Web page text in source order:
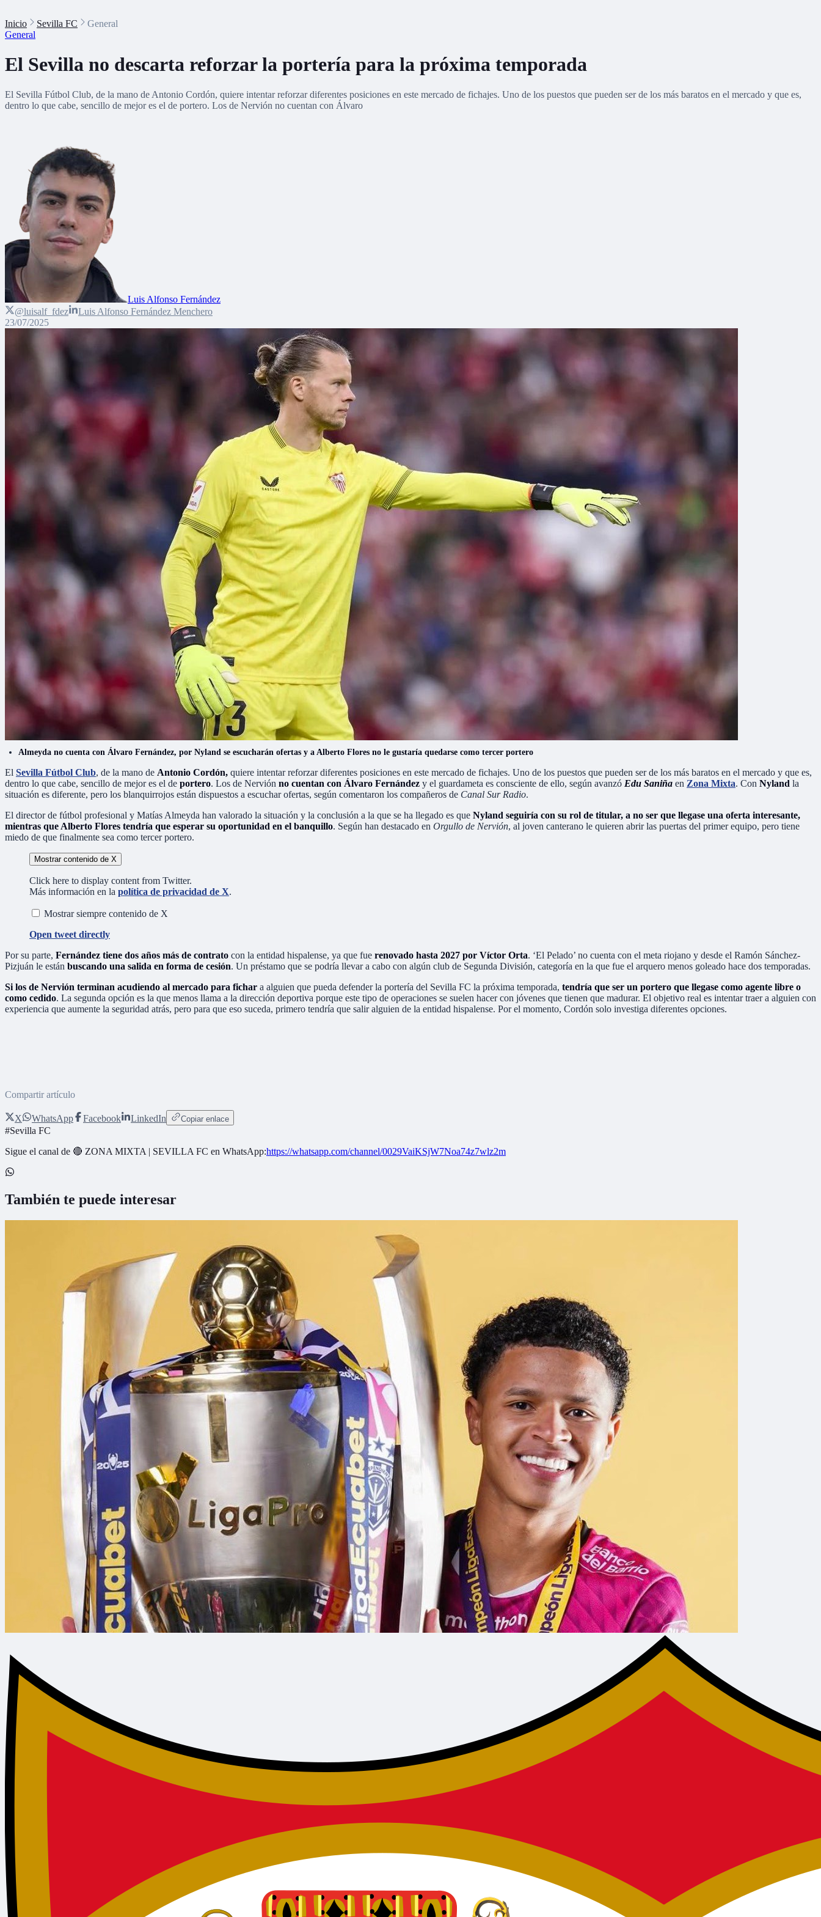
Inicio Sevilla FC
General
General
El Sevilla no descarta reforzar la portería para la próxima temporada
El Sevilla Fútbol Club, de la mano de Antonio Cordón, quiere intentar reforzar diferentes posiciones en este mercado de fichajes. Uno de los puestos que pueden ser de los más baratos en el mercado y que es,
dentro lo que cabe, sencillo de mejor es el de portero. Los de Nervión no cuentan con Álvaro
Luis Alfonso Fernández
@luisalf_fdez
Luis Alfonso Fernández Menchero
23/07/2025
Almeyda no cuenta con Álvaro Fernández, por Nyland se escucharán ofertas y a Alberto Flores no le gustaría quedarse como tercer portero
El Sevilla Fútbol Club, de la mano de Antonio Cordón, quiere intentar reforzar diferentes posiciones en este mercado de fichajes. Uno de los puestos que pueden ser de los más baratos en el mercado y que es,
dentro lo que cabe, sencillo de mejor es el de portero. Los de Nervión no cuentan con Álvaro Fernández y el guardameta es consciente de ello, según avanzó Edu Saniña en Zona Mixta. Con Nyland la
situación es diferente, pero los blanquirrojos están dispuestos a escuchar ofertas, según comentaron los compañeros de Canal Sur Radio.
El director de fútbol profesional y Matías Almeyda han valorado la situación y la conclusión a la que se ha llegado es que Nyland seguiría con su rol de titular, a no ser que llegase una oferta interesante,
mientras que Alberto Flores tendría que esperar su oportunidad en el banquillo. Según han destacado en Orgullo de Nervión, al joven canterano le quieren abrir las puertas del primer equipo, pero tiene
miedo de que finalmente sea como tercer portero.
Mostrar contenido de X
Click here to display content from Twitter.
Más información en la política de privacidad de X.
Mostrar siempre contenido de X
Open tweet directly
Por su parte, Fernández tiene dos años más de contrato con la entidad hispalense, ya que fue renovado hasta 2027 por Víctor Orta. ‘El Pelado’ no cuenta con el meta riojano y desde el Ramón Sánchez-
Pizjuán le están buscando una salida en forma de cesión. Un préstamo que se podría llevar a cabo con algún club de Segunda División, categoría en la que fue el arquero menos goleado hace dos temporadas.
Si los de Nervión terminan acudiendo al mercado para fichar a alguien que pueda defender la portería del Sevilla FC la próxima temporada, tendría que ser un portero que llegase como agente libre o
como cedido. La segunda opción es la que menos llama a la dirección deportiva porque este tipo de operaciones se suelen hacer con jóvenes que tienen que madurar. El objetivo real es intentar traer a alguien con
experiencia que aumente la seguridad atrás, pero para que eso suceda, primero tendría que salir alguien de la entidad hispalense. Por el momento, Cordón solo investiga diferentes opciones.
Compartir artículo
X WhatsApp Facebook LinkedIn Copiar enlace
#Sevilla FC
Sigue el canal de 🔴 ZONA MIXTA | SEVILLA FC en WhatsApp:https://whatsapp.com/channel/0029VaiKSjW7Noa74z7wlz2m
También te puede interesar